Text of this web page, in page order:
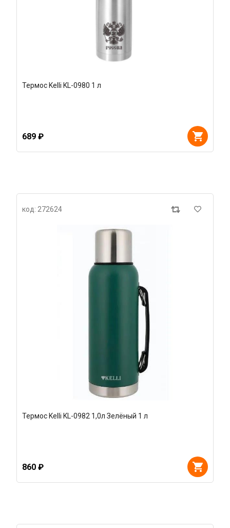
Термос Kelli KL-0980 1 л
689 ₽
код: 272624
Термос Kelli KL-0982 1,0л Зелёный 1 л
860 ₽